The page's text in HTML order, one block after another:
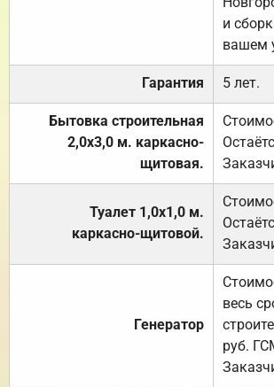
и
вашем
Гарантия 5 лет.
Бытовка строительная
2,0х3,0 м. каркасно-
щитовая.
Туалет 1,0х1,0 м.
каркасно-щитовой.
Генератор
весь
руб.